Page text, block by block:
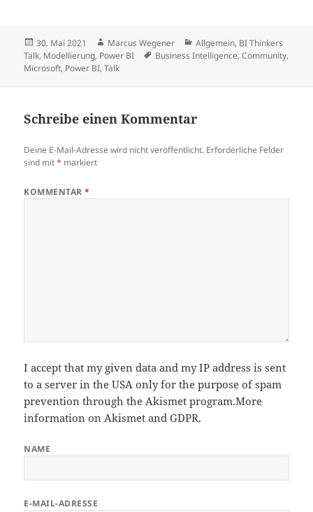
Veröffentlicht
am
30. Mai 2021 Autor
Marcus Wegener Kategorien
Allgemein, BI Thinkers
Talk, Modellierung, Power BI Schlagwörter
Business Intelligence,Community,
Microsoft, Power BI,Talk
Schreibe einen Kommentar
Deine E-Mail-Adresse wird nicht veröffentlicht. Erforderliche Felder
sind mit* markiert
KOMMENTAR*
I accept that my given data and my IP address is sent
to a server in the USA only for the purpose of spam
prevention through theAkismet program.More
information on Akismet and GDPR.
NAME
E-MAIL-ADRESSE